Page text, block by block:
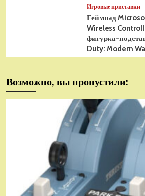
Игровые приставки
Геймпад
Wireless
фигурка-
Duty: Modern
Возможно, вы пропустили: